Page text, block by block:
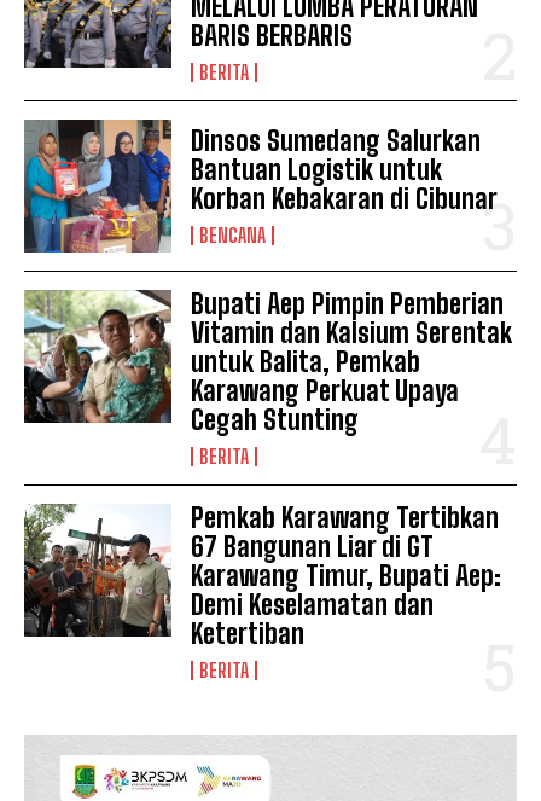
News Week
Magazine PRO
MELALUI LOMBA PERATURAN
BARIS BERBARIS
BERITA
Dinsos Sumedang Salurkan
Bantuan Logistik untuk
Korban Kebakaran di Cibunar
BENCANA
Bupati Aep Pimpin Pemberian
Vitamin dan Kalsium Serentak
untuk Balita, Pemkab
Karawang Perkuat Upaya
Cegah Stunting
BERITA
Pemkab Karawang Tertibkan
67 Bangunan Liar di GT
Karawang Timur, Bupati Aep:
Demi Keselamatan dan
Ketertiban
BERITA